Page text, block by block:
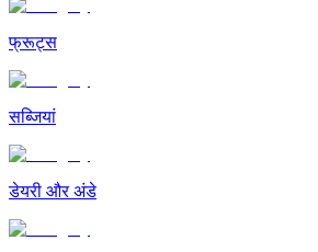
फ्रूट्स
सब्जियां
डेयरी और अंडे